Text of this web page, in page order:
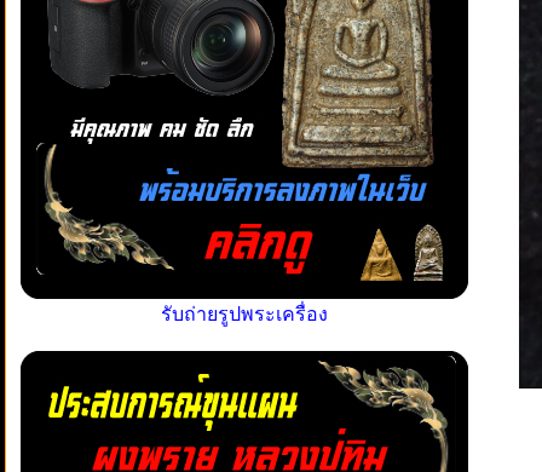
รับถ่ายรูปพระเครื่อง